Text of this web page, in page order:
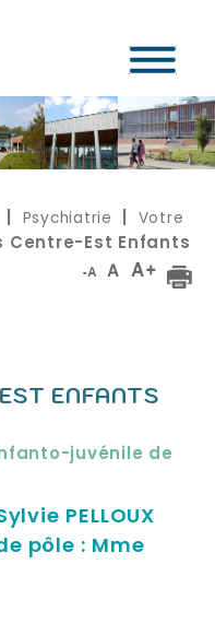
Psychiatrie
Votre
Centre-Est Enfants
ENFANTS
juvénile de
PELLOUX
pôle : Mme